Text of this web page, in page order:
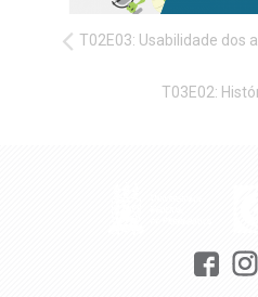
T02E03: Usabilidade dos
T03E02: